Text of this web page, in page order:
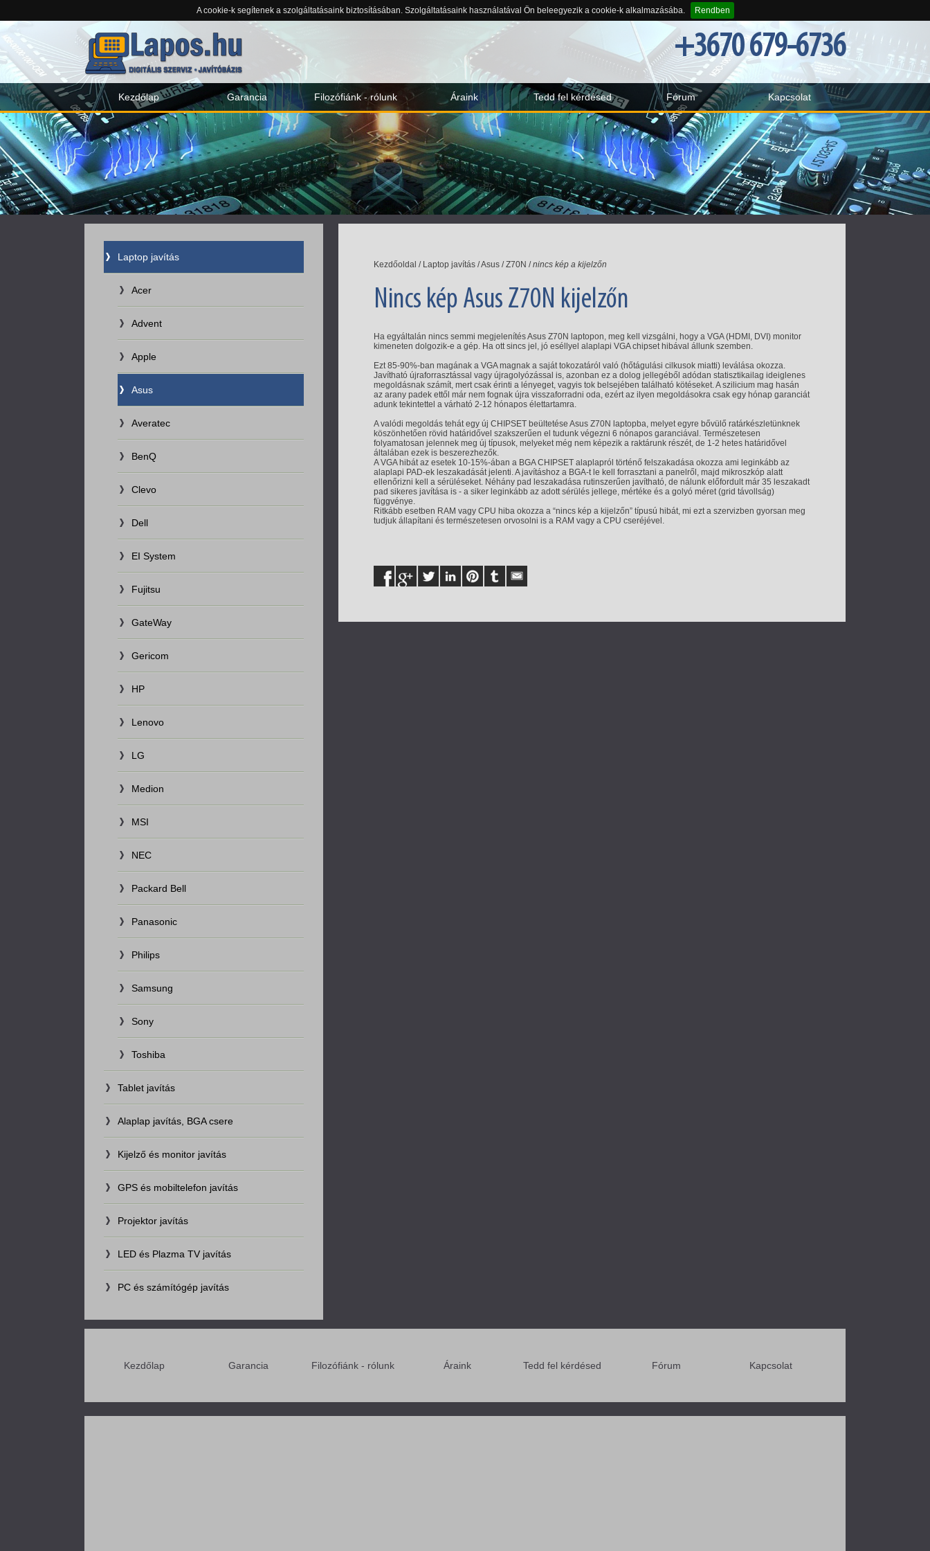
A cookie-k segítenek a szolgáltatásaink biztosításában. Szolgáltatásaink használatával Ön beleegyezik a cookie-k alkalmazásába. Rendben
+3670 679-6736
Kezdőlap Garancia Filozófiánk - rólunk Áraink Tedd fel kérdésed Fórum Kapcsolat
Laptop javítás
Acer
Advent
Apple
Asus
Averatec
BenQ
Clevo
Dell
EI System
Fujitsu
GateWay
Gericom
HP
Lenovo
LG
Medion
MSI
NEC
Packard Bell
Panasonic
Philips
Samsung
Sony
Toshiba
Tablet javítás
Alaplap javítás, BGA csere
Kijelző és monitor javítás
GPS és mobiltelefon javítás
Projektor javítás
LED és Plazma TV javítás
PC és számítógép javítás
Kezdőoldal / Laptop javítás/Asus/Z70N /nincs kép a kijelzőn
Nincs kép Asus Z70N kijelzőn
Ha egyáltalán nincs semmi megjelenítés Asus Z70N laptopon, meg kell vizsgálni, hogy a VGA (HDMI, DVI) monitor
kimeneten dolgozik-e a gép. Ha ott sincs jel, jó eséllyel alaplapi VGA chipset hibával állunk szemben.
Ezt 85-90%-ban magának a VGA magnak a saját tokozatáról való (hőtágulási cilkusok miatti) leválása okozza.
Javítható újraforrasztással vagy újragolyózással is, azonban ez a dolog jellegéből adódan statisztikailag ideiglenes
megoldásnak számít, mert csak érinti a lényeget, vagyis tok belsejében található kötéseket. A szilicium mag hasán
az arany padek ettől már nem fognak újra visszaforradni oda, ezért az ilyen megoldásokra csak egy hónap garanciát
adunk tekintettel a várható 2-12 hónapos élettartamra.
A valódi megoldás tehát egy új CHIPSET beültetése Asus Z70N laptopba, melyet egyre bővülő ratárkészletünknek
köszönhetően rövid határidővel szakszerűen el tudunk végezni 6 nónapos garanciával. Természetesen
folyamatosan jelennek meg új típusok, melyeket még nem képezik a raktárunk részét, de 1-2 hetes határidővel
általában ezek is beszerezhezők.
A VGA hibát az esetek 10-15%-ában a BGA CHIPSET alaplapról történő felszakadása okozza ami leginkább az
alaplapi PAD-ek leszakadását jelenti. A javításhoz a BGA-t le kell forrasztani a panelről, majd mikroszkóp alatt
ellenőrizni kell a sérüléseket. Néhány pad leszakadása rutinszerűen javítható, de nálunk előfordult már 35 leszakadt
pad sikeres javítása is - a siker leginkább az adott sérülés jellege, mértéke és a golyó méret (grid távollság)
függvénye.
Ritkább esetben RAM vagy CPU hiba okozza a “nincs kép a kijelzőn” típusú hibát, mi ezt a szervizben gyorsan meg
tudjuk állapítani és természetesen orvosolni is a RAM vagy a CPU cseréjével.
Kezdőlap Garancia Filozófiánk - rólunk Áraink Tedd fel kérdésed Fórum Kapcsolat